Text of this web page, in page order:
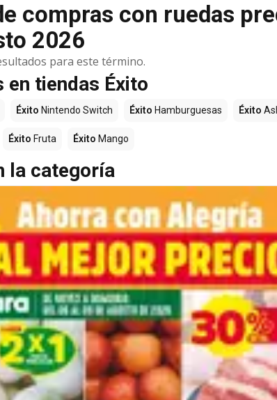
compras con ruedas
2026
para este término.
tiendas Éxito
Éxito Nintendo Switch Éxito Hamburguesas Éxito
Éxito Fruta Éxito Mango
la categoría